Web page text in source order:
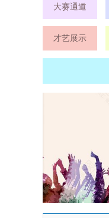
大赛通道
才艺展示